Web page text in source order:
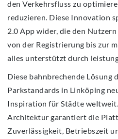
den Verkehrsfluss zu
reduzieren. Diese Innovation
2.0 App wider, die den
von der Registrierung bis zur
alles unterstützt durch
Diese bahnbrechende Lösung
Parkstandards in Linköping
Inspiration für Städte
Architektur garantiert die
Zuverlässigkeit, Betriebszeit